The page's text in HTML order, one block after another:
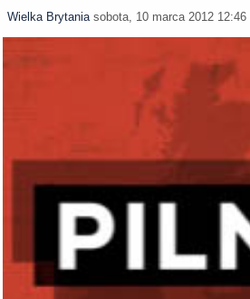
Wielka Brytania sobota, 10 marca 2012 12:46